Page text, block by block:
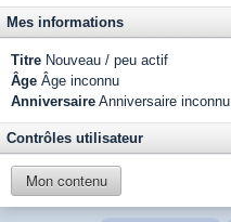
Mes informations
Titre Nouveau / peu actif
Âge Âge inconnu
Anniversaire Anniversaire inconnu
Contrôles utilisateur
Mon contenu